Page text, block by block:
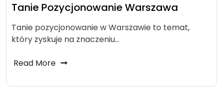
Tanie Pozycjonowanie Warszawa
Tanie pozycjonowanie w Warszawie to temat,
który zyskuje na znaczeniu…
Read More